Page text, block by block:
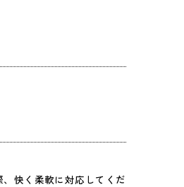
快く柔軟に対応してくだ